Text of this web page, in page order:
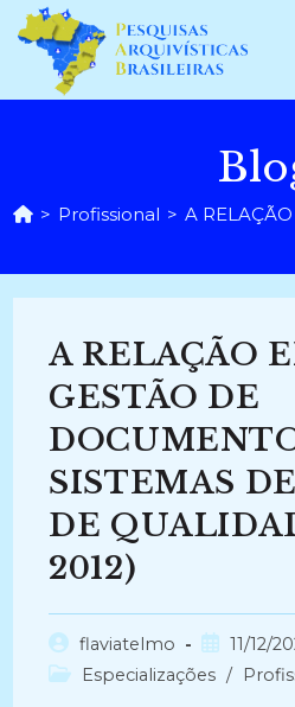
para
conteúdo
> Profissional > A
A RELAÇÃO
GESTÃO DE
SISTEMAS
DE
2012)
Autor
do
flaviatelmo
Post
publicado:
11/12/
Categoria
Especializações /